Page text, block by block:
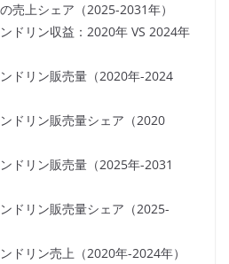
売上シェア（2025-2031年）
ドリン収益：2020年 VS 2024年
ドリン販売量（2020年-2024
ドリン販売量シェア（2020
ドリン販売量（2025年-2031
ドリン販売量シェア（2025-
ドリン売上（2020年-2024年）